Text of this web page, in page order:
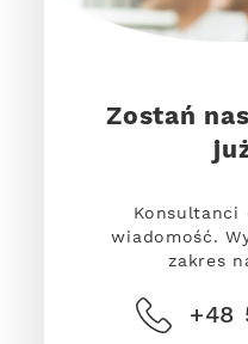
Zostań
Konsultanci
wiadomość.
zakres
+48